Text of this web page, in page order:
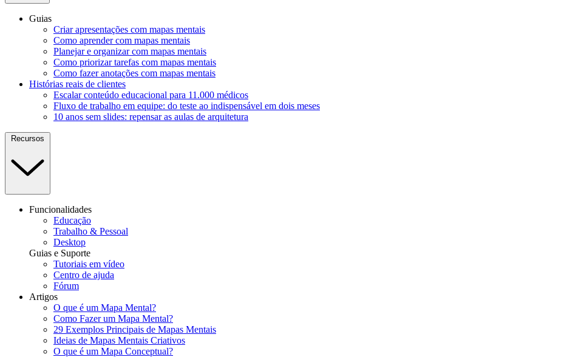
Guias
Criar apresentações com mapas mentais
Como aprender com mapas mentais
Planejar e organizar com mapas mentais
Como priorizar tarefas com mapas mentais
Como fazer anotações com mapas mentais
Histórias reais de clientes
Escalar conteúdo educacional para 11.000 médicos
Fluxo de trabalho em equipe: do teste ao indispensável em dois meses
10 anos sem slides: repensar as aulas de arquitetura
Recursos
Funcionalidades
Educação
Trabalho & Pessoal
Desktop
Guias e Suporte
Tutoriais em vídeo
Centro de ajuda
Fórum
Artigos
O que é um Mapa Mental?
Como Fazer um Mapa Mental?
29 Exemplos Principais de Mapas Mentais
Ideias de Mapas Mentais Criativos
O que é um Mapa Conceptual?